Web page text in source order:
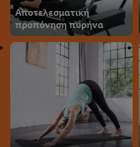
Αποτελεσματική
προπόνηση πυρήνα